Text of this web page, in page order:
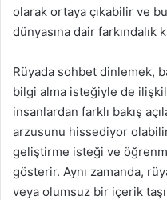
olarak ortaya çıkabilir ve
dünyasına dair farkındalık
Rüyada sohbet dinlemek,
bilgi alma isteğiyle de
insanlardan farklı bakış
arzusunu hissediyor
geliştirme isteği ve
gösterir. Aynı zamanda,
veya olumsuz bir içerik